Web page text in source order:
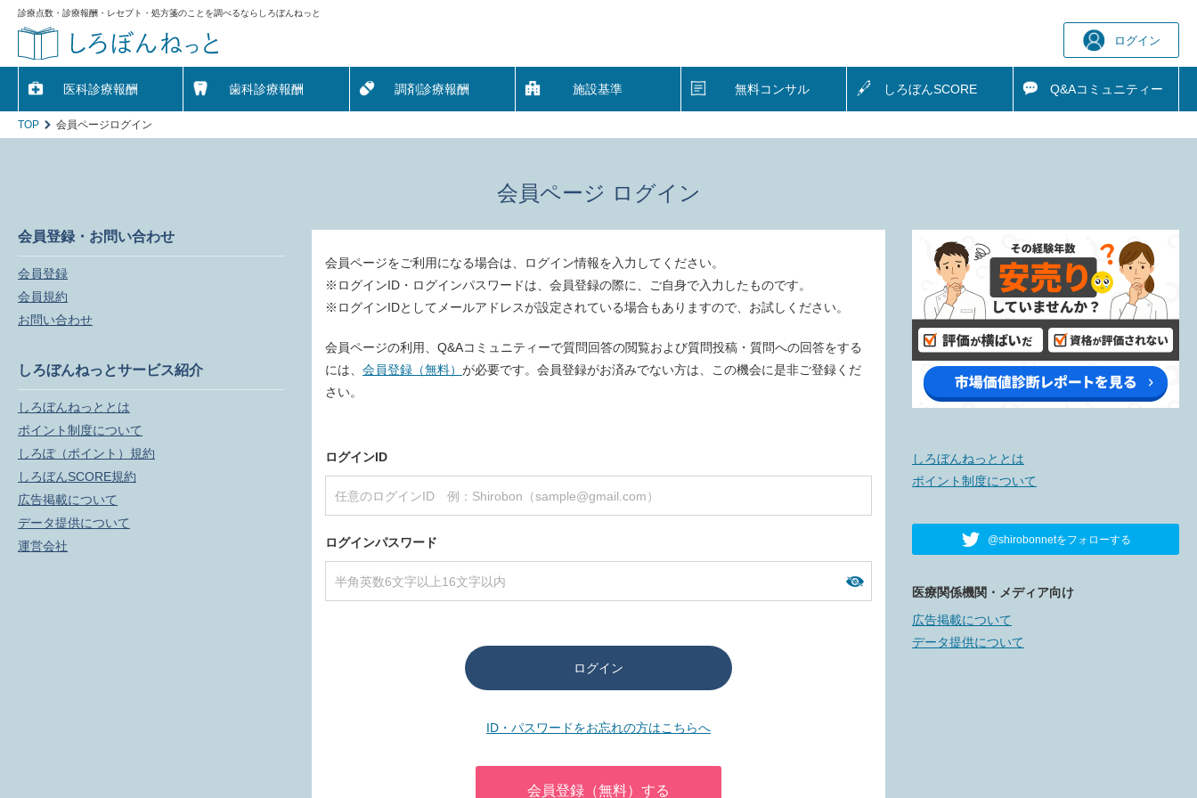
診療点数・診療報酬・レセプト・処方箋のことを調べるならしろぼんねっと
ログイン
医科診療報酬 歯科診療報酬 調剤診療報酬 施設基準 無料コンサル しろぼんSCORE Q&Aコミュニティー
TOP 会員ページログイン
会員ページ ログイン
会員登録・お問い合わせ
会員登録
会員規約
お問い合わせ
しろぼんねっとサービス紹介
しろぼんねっととは
ポイント制度について
しろぽ（ポイント）規約
しろぼんSCORE規約
広告掲載について
データ提供について
運営会社
会員ページをご利用になる場合は、ログイン情報を入力してください。
※ログインID・ログインパスワードは、会員登録の際に、ご自身で入力したものです。
※ログインIDとしてメールアドレスが設定されている場合もありますので、お試しください。
会員ページの利用、Q&Aコミュニティーで質問回答の閲覧および質問投稿・質問への回答をする
には、 会員登録（無料） が必要です。会員登録がお済みでない方は、この機会に是非ご登録くだ
さい。
ログインID
ログインパスワード
ログイン
ID・パスワードをお忘れの方はこちらへ
会員登録（無料）する
しろぼんねっととは
ポイント制度について
@shirobonnetをフォローする
医療関係機関・メディア向け
広告掲載について
データ提供について